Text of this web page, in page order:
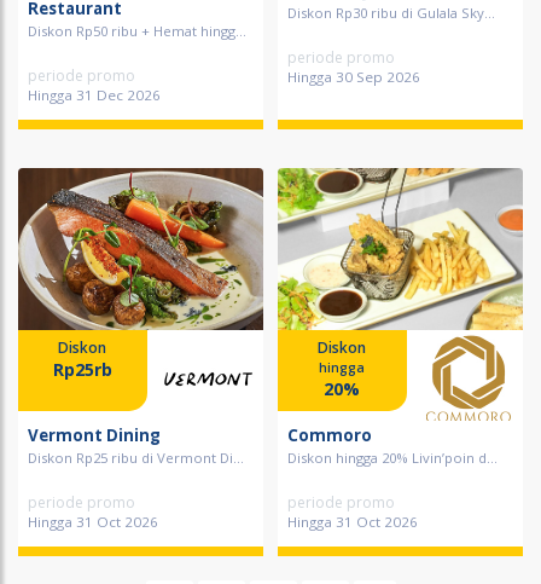
Restaurant
Diskon Rp50 ribu + Hemat hingg...
periode promo
Hingga 31 Dec 2026
Diskon Rp30 ribu di Gulala Sky...
periode promo
Hingga 30 Sep 2026
Diskon
Rp25rb
Vermont Dining
Diskon Rp25 ribu di Vermont Di...
periode promo
Hingga 31 Oct 2026
Diskon
hingga
20%
Commoro
Diskon hingga 20% Livin’poin d...
periode promo
Hingga 31 Oct 2026